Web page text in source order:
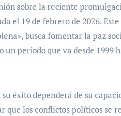
el 19 de febrero de 2026.
busca fomentar la paz
período que va desde 1999
éxito dependerá de su
que los conflictos políticos se